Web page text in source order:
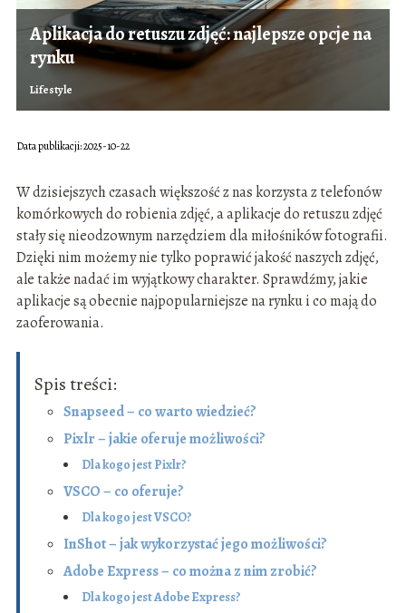
Aplikacja do retuszu zdjęć: najlepsze opcje na
rynku
Lifestyle
Data publikacji: 2025-10-22
W dzisiejszych czasach większość z nas korzysta z telefonów
komórkowych do robienia zdjęć, a aplikacje do retuszu zdjęć
stały się nieodzownym narzędziem dla miłośników fotografii.
Dzięki nim możemy nie tylko poprawić jakość naszych zdjęć,
ale także nadać im wyjątkowy charakter. Sprawdźmy, jakie
aplikacje są obecnie najpopularniejsze na rynku i co mają do
zaoferowania.
Spis treści:
Snapseed – co warto wiedzieć?
Pixlr – jakie oferuje możliwości?
Dla kogo jest Pixlr?
VSCO – co oferuje?
Dla kogo jest VSCO?
InShot – jak wykorzystać jego możliwości?
Adobe Express – co można z nim zrobić?
Dla kogo jest Adobe Express?